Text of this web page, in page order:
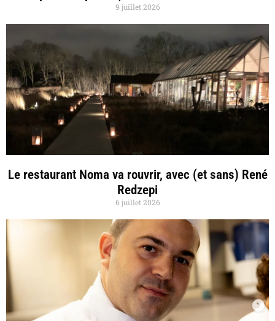
9 juillet 2026
Le restaurant Noma va rouvrir, avec (et sans) René
Redzepi
6 juillet 2026